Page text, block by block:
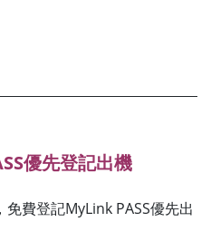
優先登記出機
費登記MyLink PASS優先出